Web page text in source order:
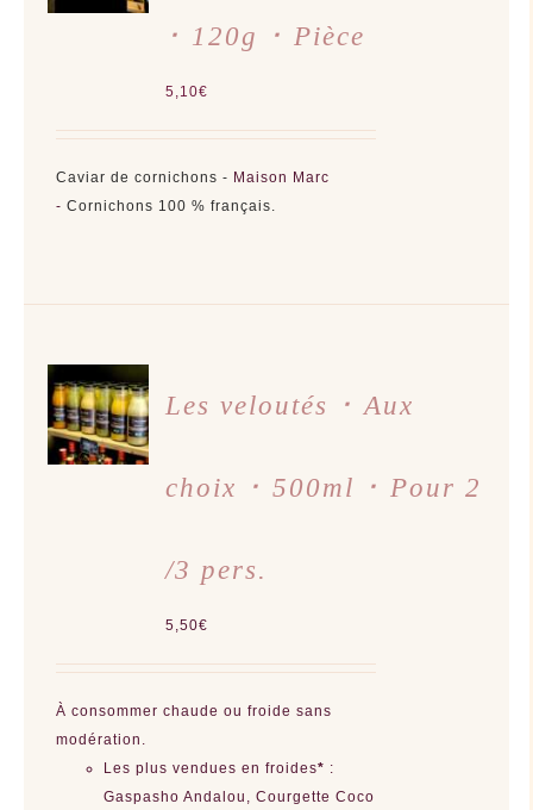
DÉTAILS
･ 120g ･ Pièce
5,10€
Caviar de cornichons - Maison Marc
-Cornichons 100 % français.
DES
OPTIONS
CE
PRODUIT
A
PLUSIEURS
PRODUIT
/
DÉTAILS
Les veloutés ･ Aux
choix ･ 500ml ･ Pour 2
/3 pers.
5,50€
À consommer chaude ou froide sans
modération.
Les plus vendues en froides* :
Gaspasho Andalou, Courgette Coco